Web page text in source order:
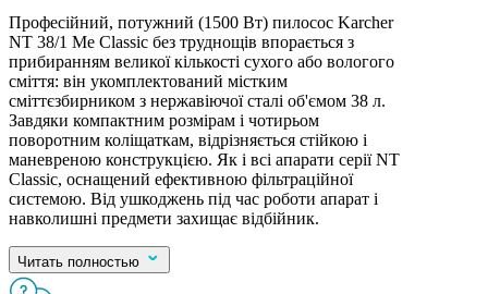
Професійний, потужний (1500 Вт) пилосос Karcher
NT 38/1 Me Classic без труднощів впорається з
прибиранням великої кількості сухого або вологого
сміття: він укомплектований містким
сміттєзбирником з нержавіючої сталі об'ємом 38 л.
Завдяки компактним розмірам і чотирьом
поворотним коліщаткам, відрізняється стійкою і
маневреною конструкцією. Як і всі апарати серії NT
Classic, оснащений ефективною фільтраційної
системою. Від ушкоджень під час роботи апарат і
навколишні предмети захищає відбійник.
Читать полностью